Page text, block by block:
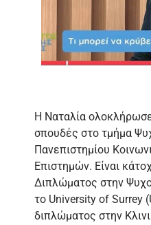
Η Ναταλία
σπουδές στο τμήμα
Πανεπιστημίου
Επιστημών. Είναι
Διπλώματος στην
το University of Surrey
διπλώματος στην